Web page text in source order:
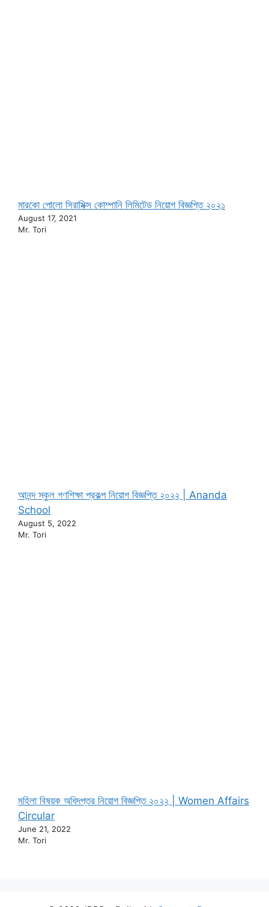
মারকো পোলো সিরামিক্স কোম্পানি লিমিটেড নিয়োগ বিজ্ঞপ্তি ২০২১
August 17, 2021
Mr. Tori
আনন্দ স্কুল গণশিক্ষা প্রকল্প নিয়োগ বিজ্ঞপ্তি ২০২২ | Ananda
School
August 5, 2022
Mr. Tori
মহিলা বিষয়ক অধিদপ্তর নিয়োগ বিজ্ঞপ্তি ২০২২ | Women Affairs
Circular
June 21, 2022
Mr. Tori